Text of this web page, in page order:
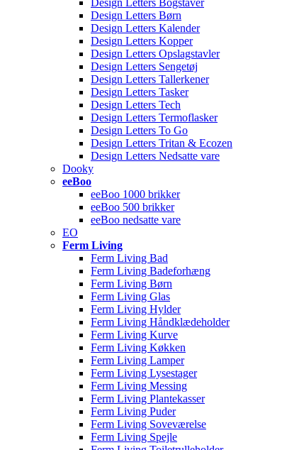
Design Letters Bogstaver
Design Letters Børn
Design Letters Kalender
Design Letters Kopper
Design Letters Opslagstavler
Design Letters Sengetøj
Design Letters Tallerkener
Design Letters Tasker
Design Letters Tech
Design Letters Termoflasker
Design Letters To Go
Design Letters Tritan & Ecozen
Design Letters Nedsatte vare
Dooky
eeBoo
eeBoo 1000 brikker
eeBoo 500 brikker
eeBoo nedsatte vare
EO
Ferm Living
Ferm Living Bad
Ferm Living Badeforhæng
Ferm Living Børn
Ferm Living Glas
Ferm Living Hylder
Ferm Living Håndklædeholder
Ferm Living Kurve
Ferm Living Køkken
Ferm Living Lamper
Ferm Living Lysestager
Ferm Living Messing
Ferm Living Plantekasser
Ferm Living Puder
Ferm Living Soveværelse
Ferm Living Spejle